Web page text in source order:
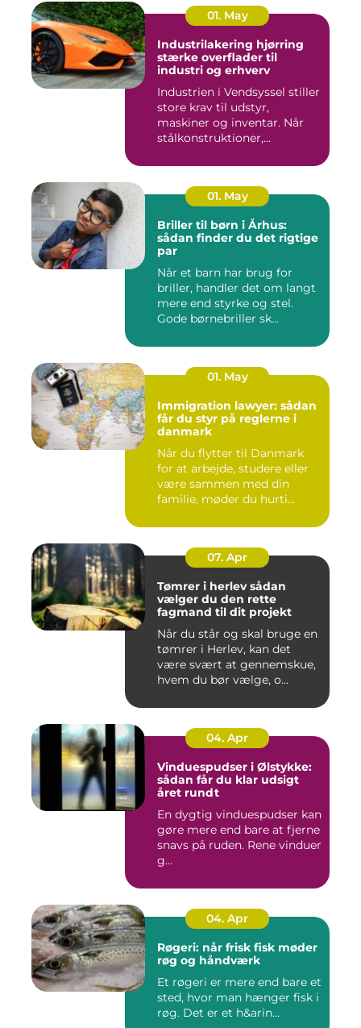
01. May
Industrilakering hjørring
stærke overflader til
industri og erhverv
Industrien i Vendsyssel stiller
store krav til udstyr,
maskiner og inventar. Når
stålkonstruktioner,...
01. May
Briller til børn i Århus:
sådan finder du det rigtige
par
Når et barn har brug for
briller, handler det om langt
mere end styrke og stel.
Gode børnebriller sk...
01. May
Immigration lawyer: sådan
får du styr på reglerne i
danmark
Når du flytter til Danmark
for at arbejde, studere eller
være sammen med din
familie, møder du hurti...
07. Apr
Tømrer i herlev sådan
vælger du den rette
fagmand til dit projekt
Når du står og skal bruge en
tømrer i Herlev, kan det
være svært at gennemskue,
hvem du bør vælge, o...
04. Apr
Vinduespudser i Ølstykke:
sådan får du klar udsigt
året rundt
En dygtig vinduespudser kan
gøre mere end bare at fjerne
snavs på ruden. Rene vinduer
g...
04. Apr
Røgeri: når frisk fisk møder
røg og håndværk
Et røgeri er mere end bare et
sted, hvor man hænger fisk i
røg. Det er et h&arin...